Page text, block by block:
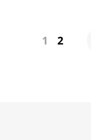
1 2